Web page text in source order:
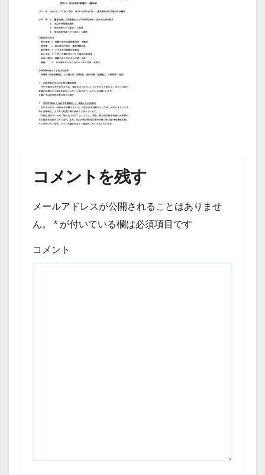
コメントを残す
メールアドレスが公開されることはありませ
ん。
* が付いている欄は必須項目です
コメント